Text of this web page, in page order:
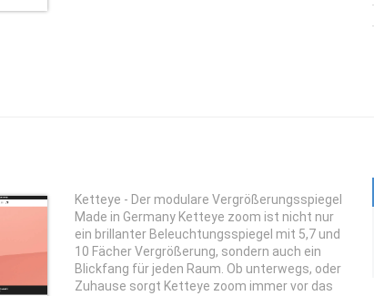
Ketteye - Der modulare Vergrößerungsspiegel
Made in Germany Ketteye zoom ist nicht nur
ein brillanter Beleuchtungsspiegel mit 5,7 und
10 Fächer Vergrößerung, sondern auch ein
Blickfang für jeden Raum. Ob unterwegs, oder
Zuhause sorgt Ketteye zoom immer vor das